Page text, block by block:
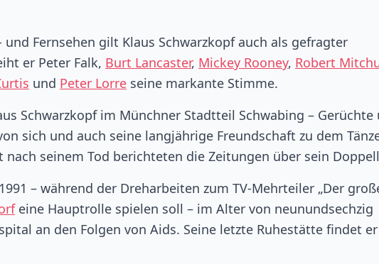
Fernsehen gilt Klaus Schwarzkopf auch als gefragter
er Peter Falk, Burt Lancaster, Mickey Rooney, Robert
und Peter Lorre seine markante Stimme.
Schwarzkopf im Münchner Stadtteil Schwabing – Gerüchte
sich und auch seine langjährige Freundschaft zu dem
seinem Tod berichteten die Zeitungen über sein
– während der Dreharbeiten zum TV-Mehrteiler „Der
eine Hauptrolle spielen soll – im Alter von neunundsechzig
an den Folgen von Aids. Seine letzte Ruhestätte findet